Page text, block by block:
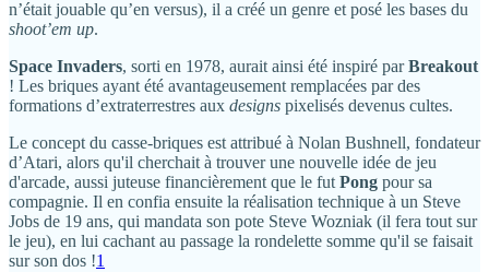
n’était jouable qu’en versus), il a créé un genre et posé les bases du
shoot’em up.
Space Invaders, sorti en 1978, aurait ainsi été inspiré parBreakout
! Les briques ayant été avantageusement remplacées par des
formations d’extraterrestres aux designs pixelisés devenus cultes.
Le concept du casse-briques est attribué à Nolan Bushnell, fondateur
d’Atari, alors qu'il cherchait à trouver une nouvelle idée de jeu
d'arcade, aussi juteuse financièrement que le fut Pong pour sa
compagnie. Il en confia ensuite la réalisation technique à un Steve
Jobs de 19 ans, qui mandata son pote Steve Wozniak (il fera tout sur
le jeu), en lui cachant au passage la rondelette somme qu'il se faisait
sur son dos !1